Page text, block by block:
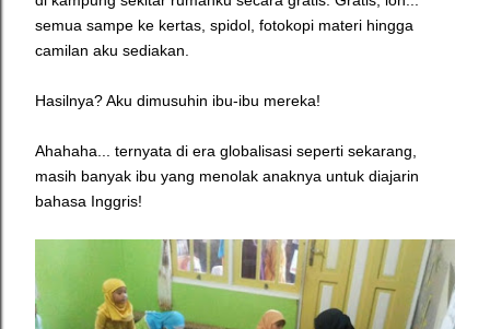
semua sampe ke kertas, spidol, fotokopi materi hingga
camilan aku sediakan.
Hasilnya? Aku dimusuhin ibu-ibu mereka!
Ahahaha... ternyata di era globalisasi seperti sekarang,
masih banyak ibu yang menolak anaknya untuk diajarin
bahasa Inggris!